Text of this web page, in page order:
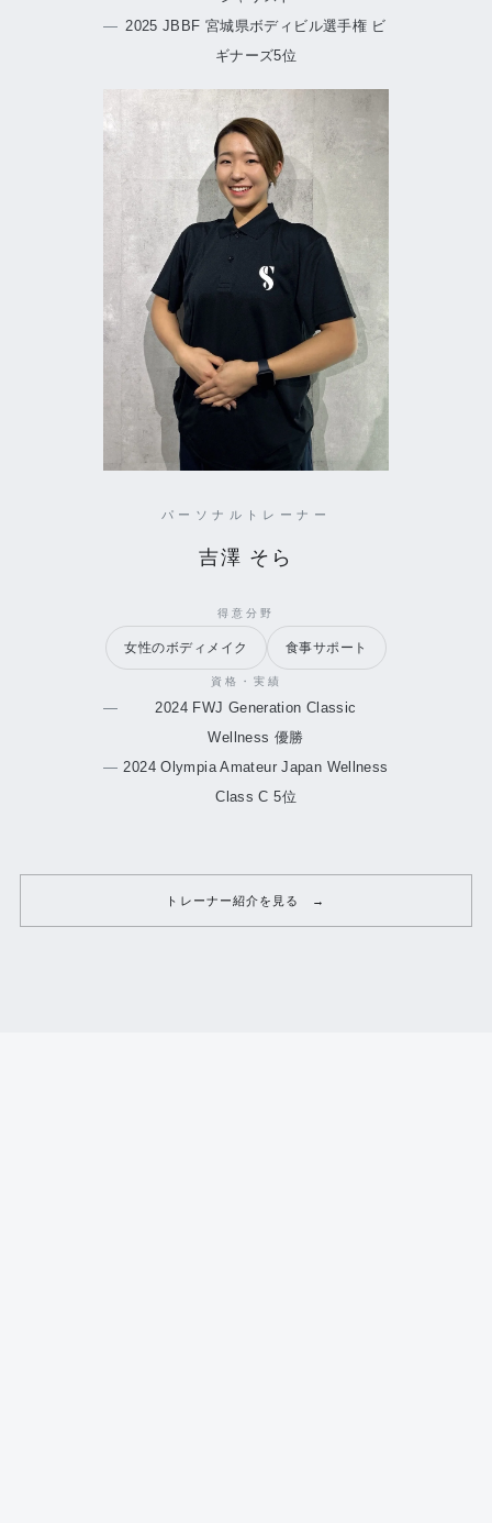
2025 JBBF 宮城県ボディビル選手権 ビ
ギナーズ5位
パーソナルトレーナー
吉澤 そら
得意分野
女性のボディメイク 食事サポート
資格・実績
2024 FWJ Generation Classic
Wellness 優勝
2024 Olympia Amateur Japan Wellness
Class C 5位
トレーナー紹介を見る